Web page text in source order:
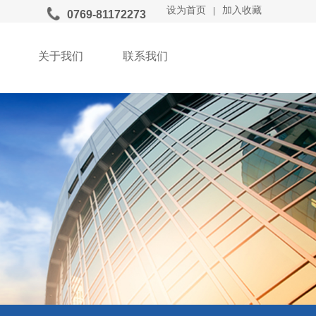
设为首页 加入收藏
0769-81172273
关于我们 联系我们